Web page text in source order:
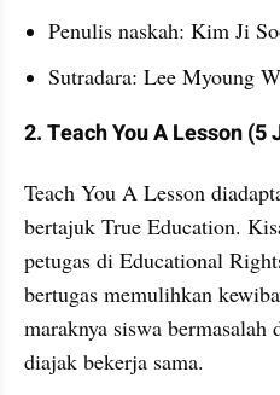
Penulis naskah: Kim Ji
Sutradara: Lee Myoung
2. Teach You A Lesson (5
Teach You A Lesson
bertajuk True Education.
petugas di Educational
bertugas memulihkan
maraknya siswa
diajak bekerja sama.